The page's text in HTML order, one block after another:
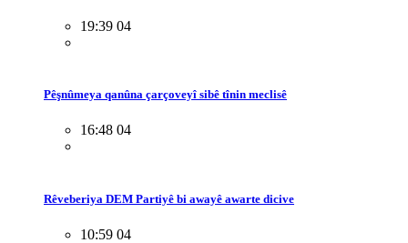
19:39 04
Pêşnûmeya qanûna çarçoveyî sibê tînin meclisê
16:48 04
Rêveberiya DEM Partiyê bi awayê awarte dicive
10:59 04